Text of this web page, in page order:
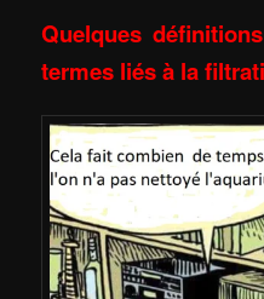
Quelques
termes liés à la